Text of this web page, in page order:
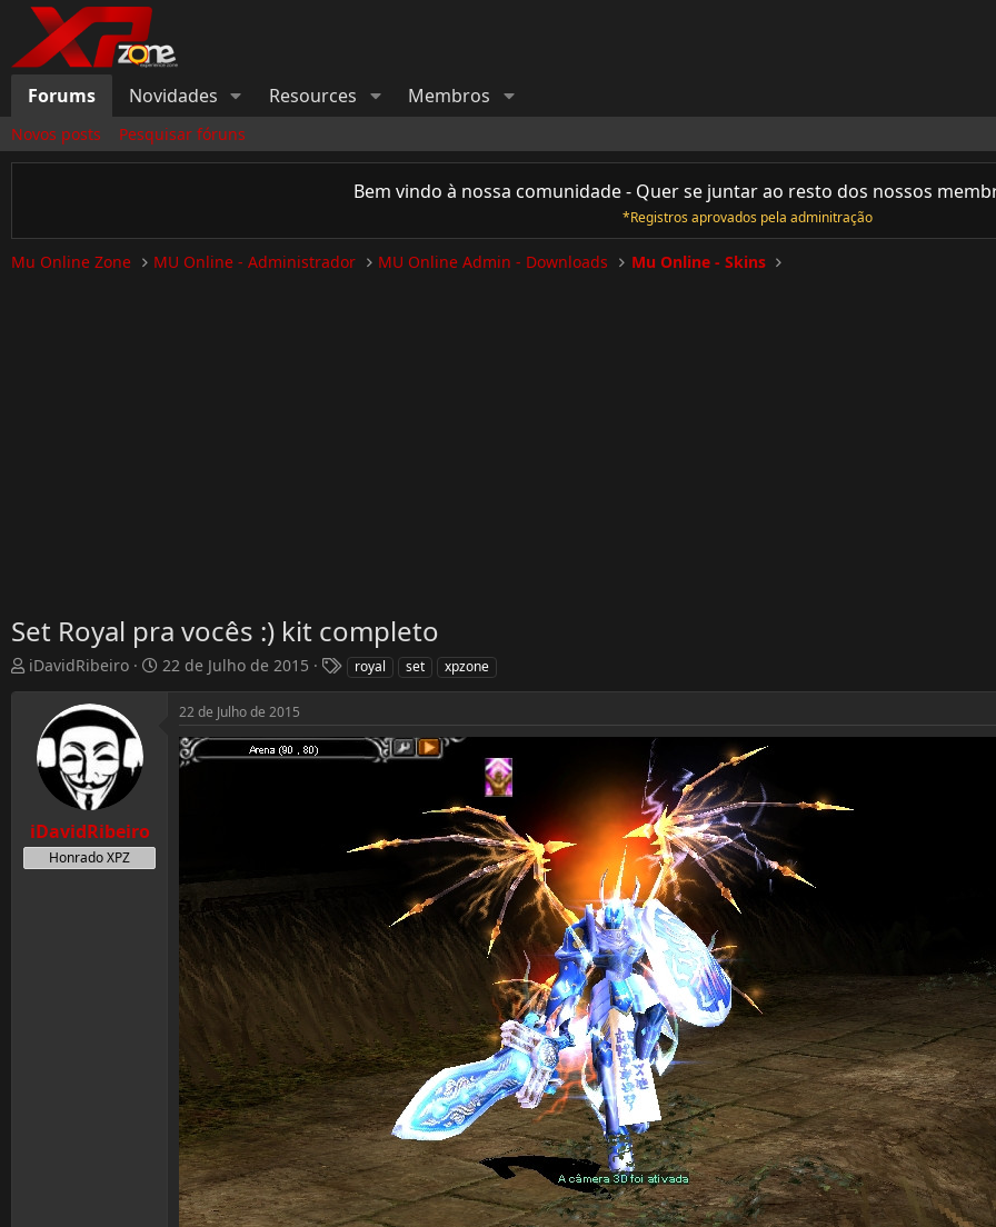
Forums Novidades Resources Membros
Novos posts Pesquisar fóruns
Bem vindo à nossa comunidade - Quer se juntar ao resto dos nossos
*Registros aprovados pela adminitração
Mu Online Zone MU Online - Administrador MU Online Admin - Downloads Mu Online - Skins
Set Royal pra vocês :) kit completo
T
d
a
r
t
iDavidRibeiro
D
22 de Julho de 2015
T
s
royal set xpzone
iDavidRibeiro
Honrado XPZ
22 de Julho de 2015